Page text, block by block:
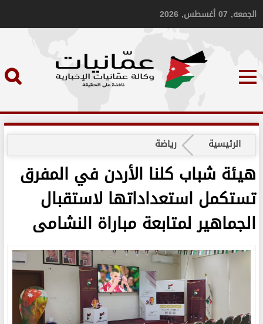
الجمعه, 07 أغسطس, 2026
الرئيسية رياضة
هيئة شباب كلنا الأردن في المفرق
تستكمل استعداداتها لاستقبال
الجماهير لمتابعة مباراة النشامى